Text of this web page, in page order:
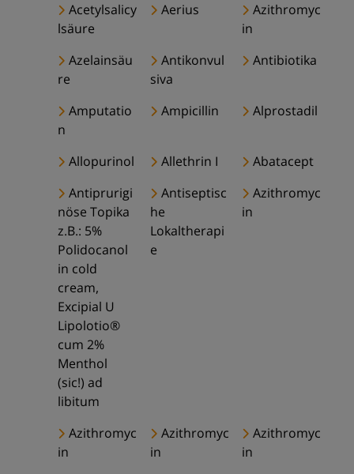
Acetylsalicy
lsäure
Aerius
Azithromyc
in
Azelainsäu
re
Antikonvul
siva
Antibiotika
Amputatio
n
Ampicillin Alprostadil
Allopurinol Allethrin I
Abatacept
Antiprurigi
nöse Topika
z.B.: 5%
Polidocanol
in cold
cream,
Excipial U
Lipolotio®
cum 2%
Menthol
(sic!) ad
libitum
Antiseptisc
he
Lokaltherapi
e
Azithromyc
in
Azithromyc
in
Azithromyc
in
Azithromyc
in